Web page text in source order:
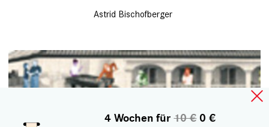
Astrid Bischofberger
4 Wochen für10 €0 €